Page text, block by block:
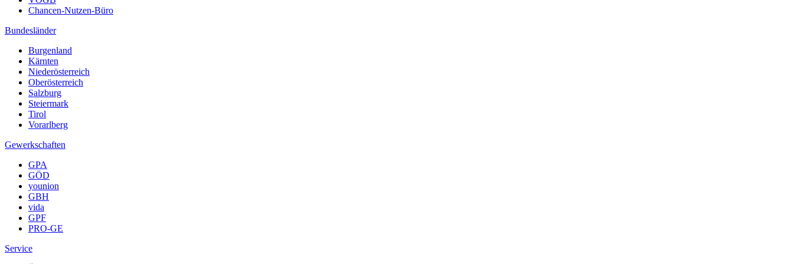
Chancen-Nutzen-Büro
Bundesländer
Burgenland
Kärnten
Niederösterreich
Oberösterreich
Salzburg
Steiermark
Tirol
Vorarlberg
Gewerkschaften
GPA
GÖD
younion
GBH
vida
GPF
PRO-GE
Service